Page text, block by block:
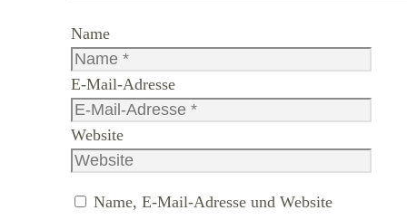
Name
E-Mail-Adresse
Website
Name, E-Mail-Adresse und Website